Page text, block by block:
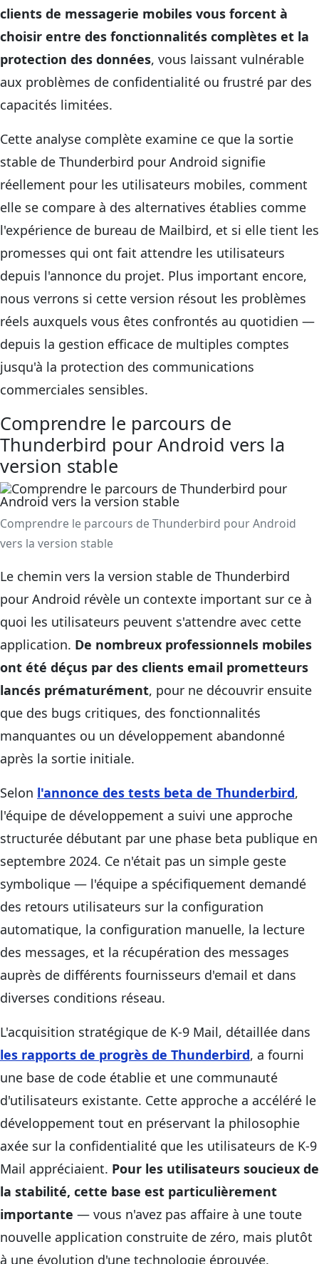
clients de messagerie mobiles vous forcent à
choisir entre des fonctionnalités complètes et la
protection des données, vous laissant vulnérable
aux problèmes de confidentialité ou frustré par des
capacités limitées.
Cette analyse complète examine ce que la sortie
stable de Thunderbird pour Android signifie
réellement pour les utilisateurs mobiles, comment
elle se compare à des alternatives établies comme
l'expérience de bureau de Mailbird, et si elle tient les
promesses qui ont fait attendre les utilisateurs
depuis l'annonce du projet. Plus important encore,
nous verrons si cette version résout les problèmes
réels auxquels vous êtes confrontés au quotidien —
depuis la gestion efficace de multiples comptes
jusqu'à la protection des communications
commerciales sensibles.
Comprendre le parcours de
Thunderbird pour Android vers la
version stable
Comprendre le parcours de Thunderbird pour Android
vers la version stable
Le chemin vers la version stable de Thunderbird
pour Android révèle un contexte important sur ce à
quoi les utilisateurs peuvent s'attendre avec cette
application. De nombreux professionnels mobiles
ont été déçus par des clients email prometteurs
lancés prématurément, pour ne découvrir ensuite
que des bugs critiques, des fonctionnalités
manquantes ou un développement abandonné
après la sortie initiale.
Selon l'annonce des tests beta de Thunderbird,
l'équipe de développement a suivi une approche
structurée débutant par une phase beta publique en
septembre 2024. Ce n'était pas un simple geste
symbolique — l'équipe a spécifiquement demandé
des retours utilisateurs sur la configuration
automatique, la configuration manuelle, la lecture
des messages, et la récupération des messages
auprès de différents fournisseurs d'email et dans
diverses conditions réseau.
L'acquisition stratégique de K-9 Mail, détaillée dans
les rapports de progrès de Thunderbird, a fourni
une base de code établie et une communauté
d'utilisateurs existante. Cette approche a accéléré le
développement tout en préservant la philosophie
axée sur la confidentialité que les utilisateurs de K-9
Mail appréciaient. Pour les utilisateurs soucieux de
la stabilité, cette base est particulièrement
importante — vous n'avez pas affaire à une toute
nouvelle application construite de zéro, mais plutôt
à une évolution d'une technologie éprouvée.